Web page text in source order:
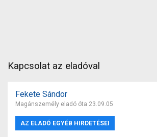
Kapcsolat az eladóval
Fekete Sándor
Magánszemély eladó óta 23.09.05
AZ ELADÓ EGYÉB HIRDETÉSEI